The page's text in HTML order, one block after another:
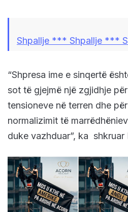
Shpallje *** Shpallje ***
“Shpresa ime e sinqertë
sot të gjejmë një zgjidhje
tensioneve në terren dhe
normalizimit të
duke vazhduar”, ka shkruar